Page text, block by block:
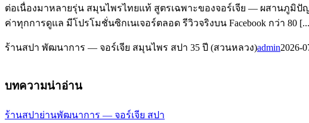
ต่อเนื่องมาหลายรุ่น สมุนไพรไทยแท้ สูตรเฉพาะของจอร์เจีย — ผสานภู
ค่าทุกการดูแล มีโปรโมชั่นซิกเนเจอร์ตลอด รีวิวจริงบน Facebook กว่า 80
ร้านสปา พัฒนาการ — จอร์เจีย สมุนไพร สปา 35 ปี (สวนหลวง)admin2026-
บทความน่าอ่าน
ร้านสปาย่านพัฒนาการ — จอร์เจีย สปา